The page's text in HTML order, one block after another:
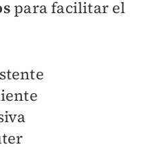
para facilitar el